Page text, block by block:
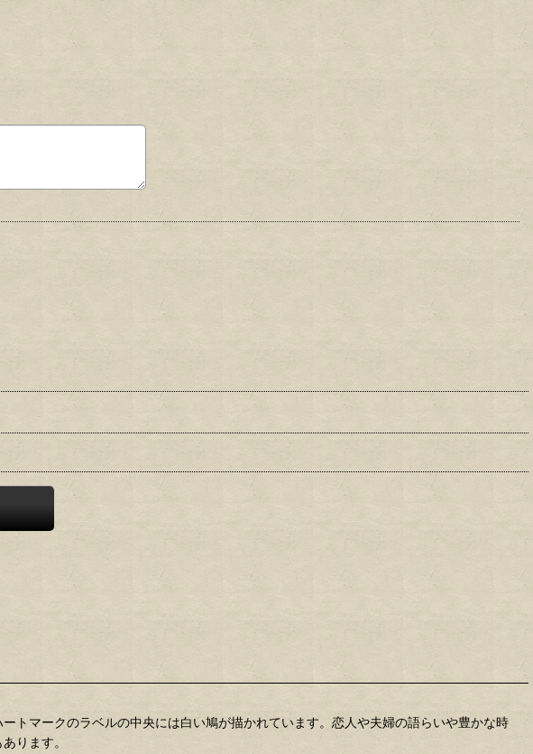
トマークのラベルの中央には白い鳩が描かれています。恋人や夫婦の語らいや豊かな時
ります。